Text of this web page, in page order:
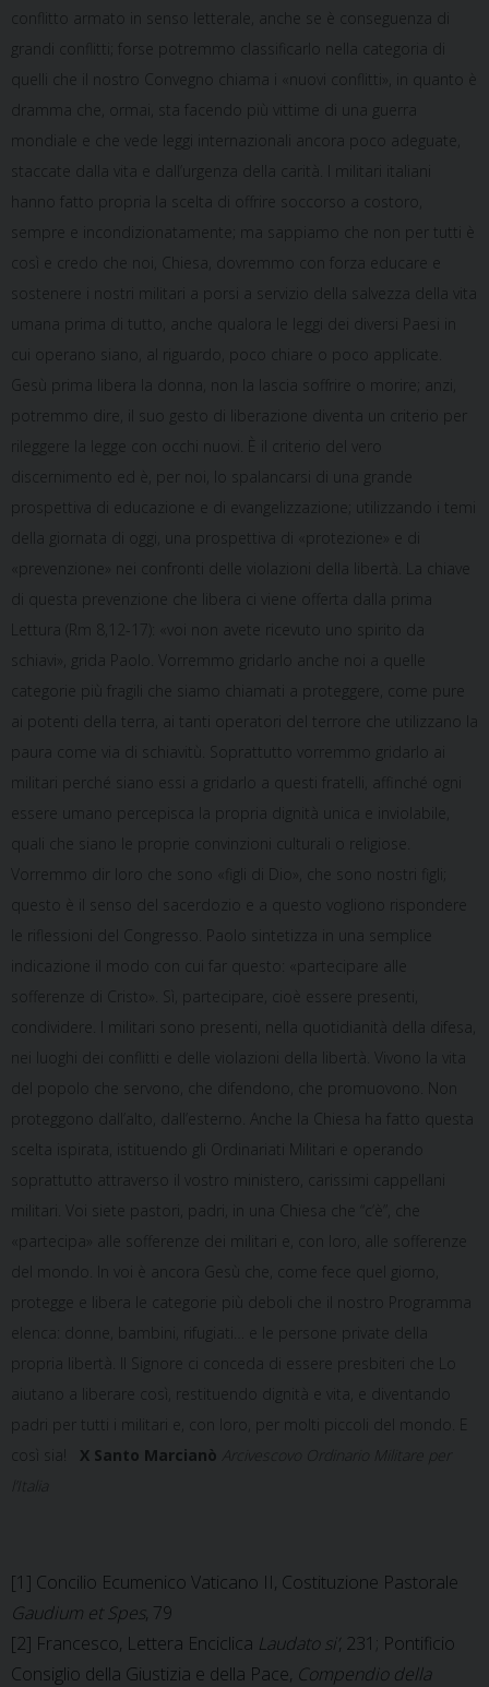
conflitto armato in senso letterale, anche se è conseguenza di
grandi conflitti; forse potremmo classificarlo nella categoria di
quelli che il nostro Convegno chiama i «nuovi conflitti», in quanto è
dramma che, ormai, sta facendo più vittime di una guerra
mondiale e che vede leggi internazionali ancora poco adeguate,
staccate dalla vita e dall’urgenza della carità. I militari italiani
hanno fatto propria la scelta di offrire soccorso a costoro,
sempre e incondizionatamente; ma sappiamo che non per tutti è
così e credo che noi, Chiesa, dovremmo con forza educare e
sostenere i nostri militari a porsi a servizio della salvezza della vita
umana prima di tutto, anche qualora le leggi dei diversi Paesi in
cui operano siano, al riguardo, poco chiare o poco applicate.
Gesù prima libera la donna, non la lascia soffrire o morire; anzi,
potremmo dire, il suo gesto di liberazione diventa un criterio per
rileggere la legge con occhi nuovi. È il criterio del vero
discernimento ed è, per noi, lo spalancarsi di una grande
prospettiva di educazione e di evangelizzazione; utilizzando i temi
della giornata di oggi, una prospettiva di «protezione» e di
«prevenzione» nei confronti delle violazioni della libertà. La chiave
di questa prevenzione che libera ci viene offerta dalla prima
Lettura (Rm 8,12-17): «voi non avete ricevuto uno spirito da
schiavi», grida Paolo. Vorremmo gridarlo anche noi a quelle
categorie più fragili che siamo chiamati a proteggere, come pure
ai potenti della terra, ai tanti operatori del terrore che utilizzano la
paura come via di schiavitù. Soprattutto vorremmo gridarlo ai
militari perché siano essi a gridarlo a questi fratelli, affinché ogni
essere umano percepisca la propria dignità unica e inviolabile,
quali che siano le proprie convinzioni culturali o religiose.
Vorremmo dir loro che sono «figli di Dio», che sono nostri figli;
questo è il senso del sacerdozio e a questo vogliono rispondere
le riflessioni del Congresso. Paolo sintetizza in una semplice
indicazione il modo con cui far questo: «partecipare alle
sofferenze di Cristo». Sì, partecipare, cioè essere presenti,
condividere. I militari sono presenti, nella quotidianità della difesa,
nei luoghi dei conflitti e delle violazioni della libertà. Vivono la vita
del popolo che servono, che difendono, che promuovono. Non
proteggono dall’alto, dall’esterno. Anche la Chiesa ha fatto questa
scelta ispirata, istituendo gli Ordinariati Militari e operando
soprattutto attraverso il vostro ministero, carissimi cappellani
militari. Voi siete pastori, padri, in una Chiesa che “c’è”, che
«partecipa» alle sofferenze dei militari e, con loro, alle sofferenze
del mondo. In voi è ancora Gesù che, come fece quel giorno,
protegge e libera le categorie più deboli che il nostro Programma
elenca: donne, bambini, rifugiati… e le persone private della
propria libertà. Il Signore ci conceda di essere presbiteri che Lo
aiutano a liberare così, restituendo dignità e vita, e diventando
padri per tutti i militari e, con loro, per molti piccoli del mondo. E
così sia! X Santo Marcianò
Arcivescovo Ordinario Militare per
[1] Concilio Ecumenico Vaticano II, Costituzione Pastorale
Gaudium et Spes, 79
[2] Francesco, Lettera Enciclica Laudato si’, 231; Pontificio
Consiglio della Giustizia e della Pace, Compendio della